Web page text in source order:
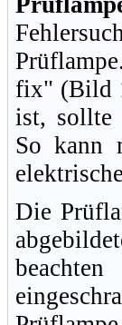
fix" (Bild
ist, sollte
So kann
Die